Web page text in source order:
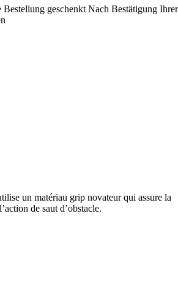
Bestellung geschenkt Nach Bestätigung Ihrer
un matériau grip novateur qui assure la
de saut d’obstacle.